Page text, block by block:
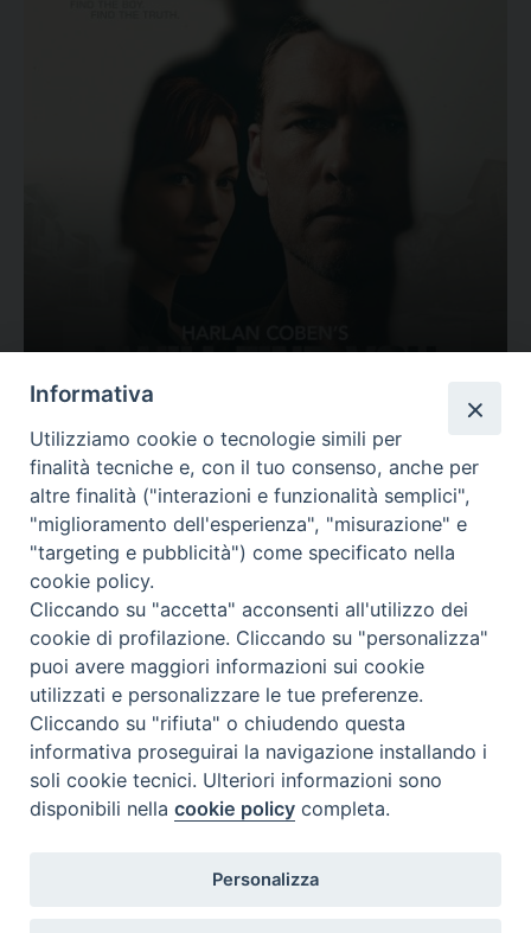
Valutazione
Complesso, Problematico
Tematica: Amore-Sentimenti, Carcere...
Contatti & Info
C.ne Aurelia, 50 – 00165 Roma
Contatti
Scrivi a: cnvf@chiesacattolica.it
Informativa
Utilizziamo cookie o tecnologie simili per
finalità tecniche e, con il tuo consenso, anche per
altre finalità ("interazioni e funzionalità semplici",
"miglioramento dell'esperienza", "misurazione" e
"targeting e pubblicità") come specificato nella
cookie policy.
Cliccando su "accetta" acconsenti all'utilizzo dei
cookie di profilazione. Cliccando su "personalizza"
puoi avere maggiori informazioni sui cookie
utilizzati e personalizzare le tue preferenze.
Cliccando su "rifiuta" o chiudendo questa
informativa proseguirai la navigazione installando i
soli cookie tecnici. Ulteriori informazioni sono
disponibili nellacookie policy completa.
Personalizza